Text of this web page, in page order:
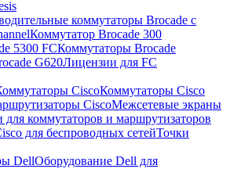
коммутаторы Brocade с
Коммутатор Brocade 300
5300 FCКоммутаторы Brocade
G620Лицензии для FC
CiscoКоммутаторы Cisco
CiscoМежсетевые экраны
коммутаторов и маршрутизаторов
для беспроводных сетейТочки
DellОборудование Dell для